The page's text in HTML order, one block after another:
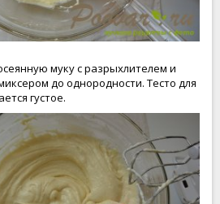
муку с разрыхлителем и
до однородности. Тесто для
густое.